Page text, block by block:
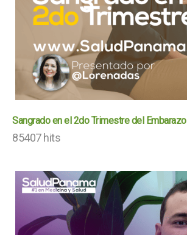
Sangrado en el 2do Trimestre del Embarazo
85407 hits